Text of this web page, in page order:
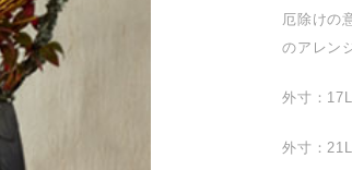
厄除けの
のアレン
外寸：
外寸：